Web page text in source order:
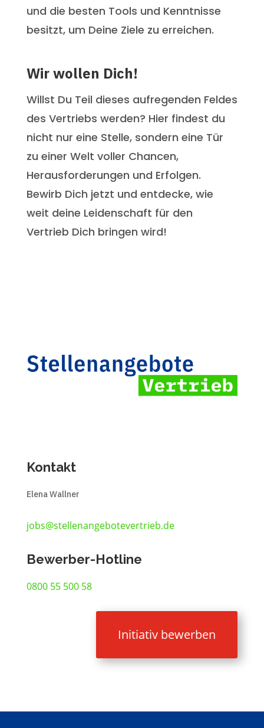
und die besten Tools und Kenntnisse
besitzt, um Deine Ziele zu erreichen.
Wir wollen Dich!
Willst Du Teil dieses aufregenden Feldes
des Vertriebs werden? Hier findest du
nicht nur eine Stelle, sondern eine Tür
zu einer Welt voller Chancen,
Herausforderungen und Erfolgen.
Bewirb Dich jetzt und entdecke, wie
weit deine Leidenschaft für den
Vertrieb Dich bringen wird!
Kontakt
Elena Wallner
jobs@stellenangebotevertrieb.de
Bewerber-Hotline
0800 55 500 58
Initiativ bewerben